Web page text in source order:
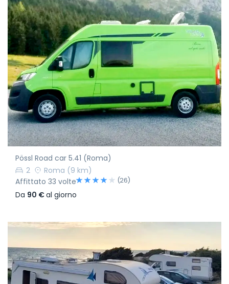
Pössl Road car 5.41 (Roma)
2
Roma (9 km)
Affittato 33 volte
(26)
Da 90 €al giorno